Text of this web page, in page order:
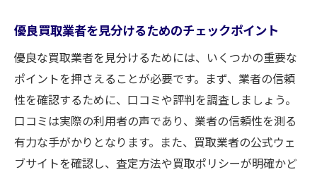
優良買取業者を見分けるためのチェックポイント
優良な買取業者を見分けるためには、いくつかの重要な
ポイントを押さえることが必要です。まず、業者の信頼
性を確認するために、口コミや評判を調査しましょう。
口コミは実際の利用者の声であり、業者の信頼性を測る
有力な手がかりとなります。また、買取業者の公式ウェ
ブサイトを確認し、査定方法や買取ポリシーが明確かど